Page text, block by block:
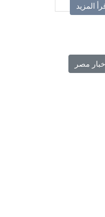
المزيد
مصر